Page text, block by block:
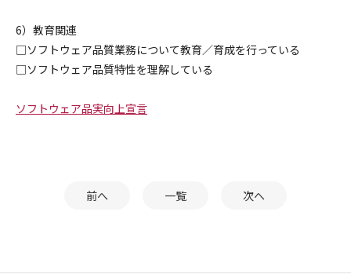
6）教育関連
□ソフトウェア品質業務について教育／育成を行っている
□ソフトウェア品質特性を理解している
ソフトウェア品実向上宣言
前へ 一覧 次へ